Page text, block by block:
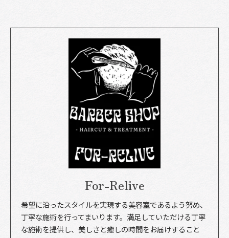
For-Relive
希望に沿ったスタイルを実現する美容室であるよう努め、
丁寧な施術を行ってまいります。満足していただける丁寧
な施術を提供し、美しさと癒しの時間をお届けすること